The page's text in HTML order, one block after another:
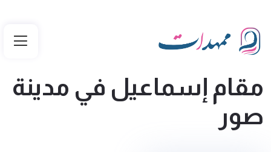
مقام إسماعيل في مدينة
صور